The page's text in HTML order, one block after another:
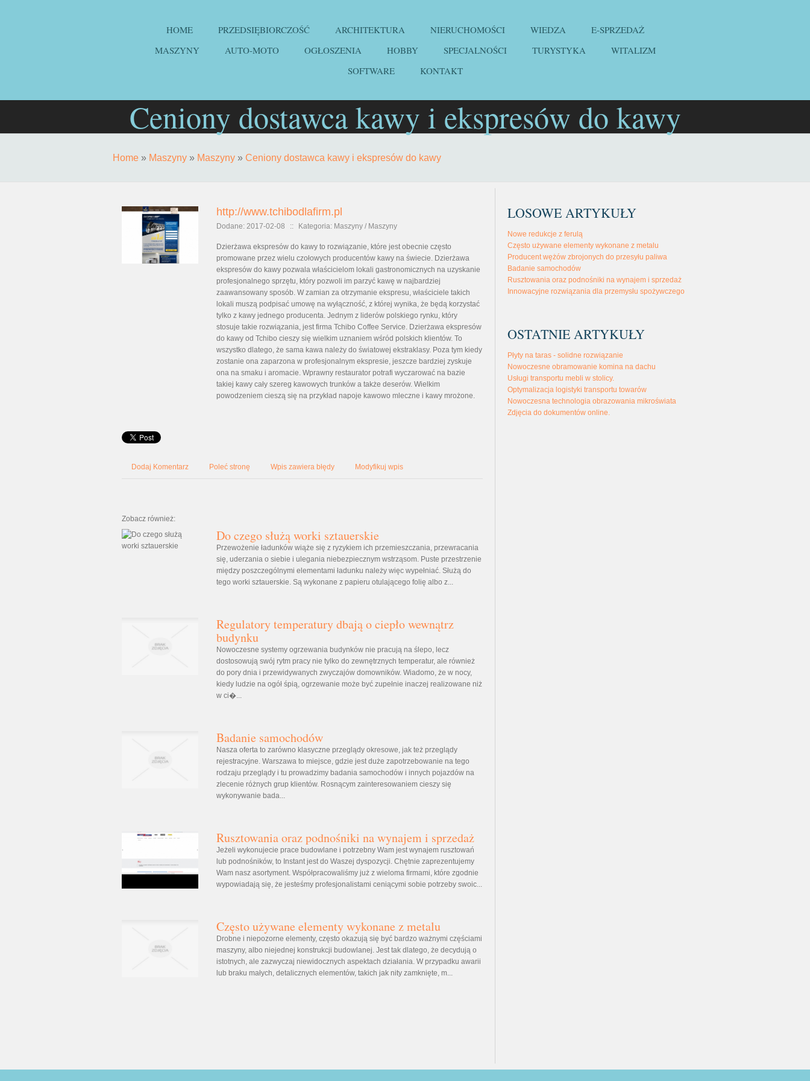
HOME PRZEDSIĘBIORCZOŚĆ ARCHITEKTURA NIERUCHOMOŚCI WIEDZA
E-SPRZEDAŻ
MASZYNY
AUTO-MOTO OGŁOSZENIA HOBBY SPECJALNOŚCI TURYSTYKA
WITALIZM
SOFTWARE
KONTAKT
Ceniony dostawca kawy i ekspresów do kawy
Home » Maszyny » Maszyny » Ceniony dostawca kawy i ekspresów do kawy
http://www.tchibodlafirm.pl
Dodane: 2017-02-08 :: Kategoria: Maszyny / Maszyny
Dzierżawa ekspresów do kawy to rozwiązanie, które jest obecnie często
promowane przez wielu czołowych producentów kawy na świecie. Dzierżawa
ekspresów do kawy pozwala właścicielom lokali gastronomicznych na uzyskanie
profesjonalnego sprzętu, który pozwoli im parzyć kawę w najbardziej
zaawansowany sposób. W zamian za otrzymanie ekspresu, właściciele takich
lokali muszą podpisać umowę na wyłączność, z której wynika, że będą korzystać
tylko z kawy jednego producenta. Jednym z liderów polskiego rynku, który
stosuje takie rozwiązania, jest firma Tchibo Coffee Service. Dzierżawa ekspresów
do kawy od Tchibo cieszy się wielkim uznaniem wśród polskich klientów. To
wszystko dlatego, że sama kawa należy do światowej ekstraklasy. Poza tym kiedy
zostanie ona zaparzona w profesjonalnym ekspresie, jeszcze bardziej zyskuje
ona na smaku i aromacie. Wprawny restaurator potrafi wyczarować na bazie
takiej kawy cały szereg kawowych trunków a także deserów. Wielkim
powodzeniem cieszą się na przykład napoje kawowo mleczne i kawy mrożone.
Dodaj Komentarz Poleć stronę Wpis zawiera błędy Modyfikuj wpis
Zobacz również:
Do czego służą worki sztauerskie
Przewożenie ładunków wiąże się z ryzykiem ich przemieszczania, przewracania
się, uderzania o siebie i ulegania niebezpiecznym wstrząsom. Puste przestrzenie
między poszczególnymi elementami ładunku należy więc wypełniać. Służą do
tego worki sztauerskie. Są wykonane z papieru otulającego folię albo z...
Regulatory temperatury dbają o ciepło wewnątrz
budynku
Nowoczesne systemy ogrzewania budynków nie pracują na ślepo, lecz
dostosowują swój rytm pracy nie tylko do zewnętrznych temperatur, ale również
do pory dnia i przewidywanych zwyczajów domowników. Wiadomo, że w nocy,
kiedy ludzie na ogół śpią, ogrzewanie może być zupełnie inaczej realizowane niż
w ci�...
Badanie samochodów
Nasza oferta to zarówno klasyczne przeglądy okresowe, jak też przeglądy
rejestracyjne. Warszawa to miejsce, gdzie jest duże zapotrzebowanie na tego
rodzaju przeglądy i tu prowadzimy badania samochodów i innych pojazdów na
zlecenie różnych grup klientów. Rosnącym zainteresowaniem cieszy się
wykonywanie bada...
Rusztowania oraz podnośniki na wynajem i sprzedaż
Jeżeli wykonujecie prace budowlane i potrzebny Wam jest wynajem rusztowań
lub podnośników, to Instant jest do Waszej dyspozycji. Chętnie zaprezentujemy
Wam nasz asortyment. Współpracowaliśmy już z wieloma firmami, które zgodnie
wypowiadają się, że jesteśmy profesjonalistami ceniącymi sobie potrzeby swoic...
Często używane elementy wykonane z metalu
Drobne i niepozorne elementy, często okazują się być bardzo ważnymi częściami
maszyny, albo niejednej konstrukcji budowlanej. Jest tak dlatego, że decydują o
istotnych, ale zazwyczaj niewidocznych aspektach działania. W przypadku awarii
lub braku małych, detalicznych elementów, takich jak nity zamknięte, m...
LOSOWE ARTYKUŁY
Nowe redukcje z ferulą
Często używane elementy wykonane z metalu
Producent wężów zbrojonych do przesyłu paliwa
Badanie samochodów
Rusztowania oraz podnośniki na wynajem i sprzedaż
Innowacyjne rozwiązania dla przemysłu spożywczego
OSTATNIE ARTYKUŁY
Płyty na taras - solidne rozwiązanie
Nowoczesne obramowanie komina na dachu
Usługi transportu mebli w stolicy.
Optymalizacja logistyki transportu towarów
Nowoczesna technologia obrazowania mikroświata
Zdjęcia do dokumentów online.